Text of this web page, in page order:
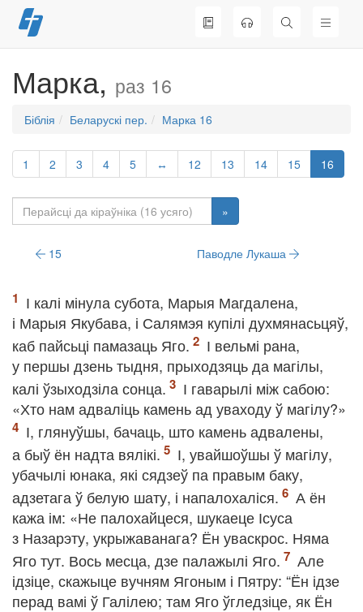
Перайсці
да
Марка, раз 16
Біблія Беларускі пер. Марка 16
1 2 3 4 5 ↔ 12 13 14 15 16
»
15 Паводле Лукаша
І калі мінула субота, Марыя Магдалена,
і Марыя Якубава, і Салямэя купілі духмянасьцяў,
каб пайсьці памазаць Яго.
І вельмі рана,
у першы дзень тыдня, прыходзяць да магілы,
калі ўзыходзіла сонца.
І гаварылі між сабою:
«Хто нам адваліць камень ад уваходу ў магілу?»
І, глянуўшы, бачаць, што камень адвалены,
а быў ён надта вялікі.
І, увайшоўшы ў магілу,
убачылі юнака, які сядзеў па правым баку,
адзетага ў белую шату, і напалохаліся.
А ён
кажа ім: «Не палохайцеся, шукаеце Ісуса
з Назарэту, укрыжаванага? Ён уваскрос. Няма
Яго тут. Вось месца, дзе палажылі Яго.
Але
ідзіце, скажыце вучням Ягоным і Пятру: “Ён ідзе
перад вамі ў Галілею; там Яго ўгледзіце, як Ён